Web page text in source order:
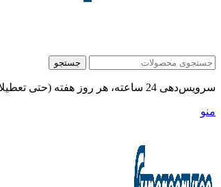
جستجو
سرویس‌دهی 24 ساعته، هر روز هفته (حتی تعطیلات) به سراسر ایران:
منو